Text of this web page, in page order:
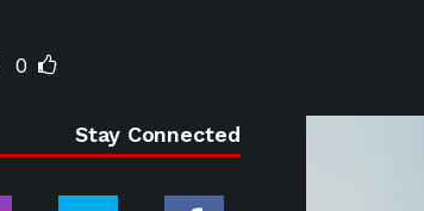
0
Stay Connected